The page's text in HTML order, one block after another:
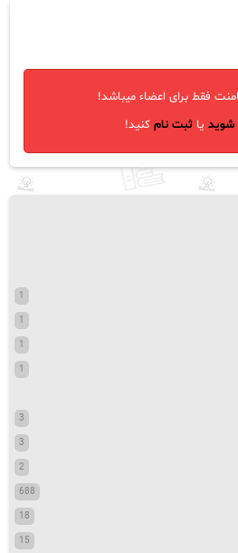
فقط برای اعضاء میباشد!
شوید یاثبت نام کنید!
1
1
1
1
3
3
2
688
18
15